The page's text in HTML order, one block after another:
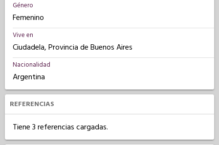
Género
Femenino
Vive en
Ciudadela, Provincia de Buenos Aires
Nacionalidad
Argentina
REFERENCIAS
Tiene 3 referencias cargadas.